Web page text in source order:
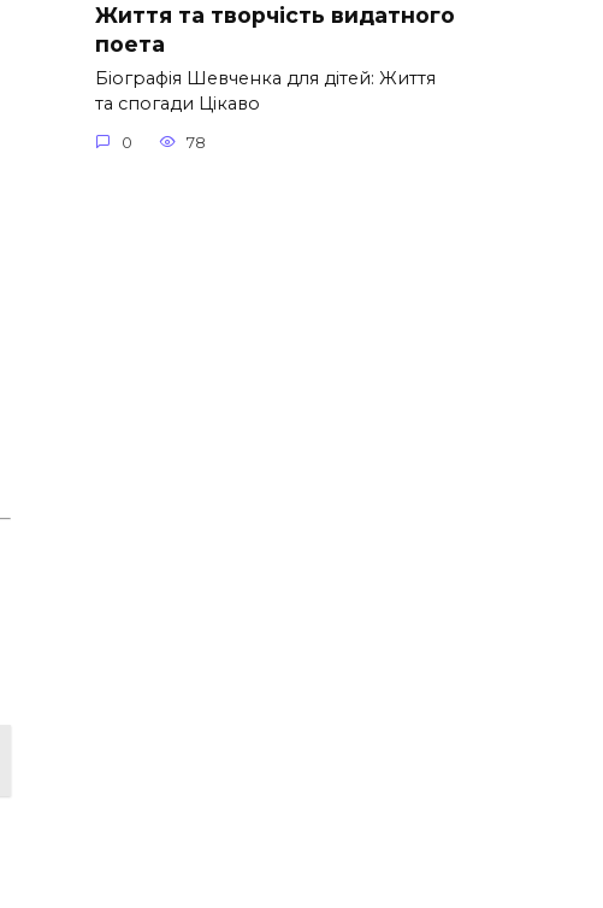
Життя та творчість видатного
поета
Біографія Шевченка для дітей: Життя
та спогади Цікаво
0 78